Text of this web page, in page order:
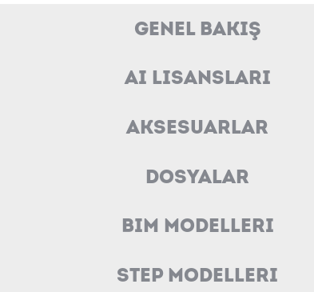
Genel Bakış
AI Lisansları
Aksesuarlar
Dosyalar
BIM Modelleri
STEP Modelleri